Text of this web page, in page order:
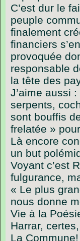
C’est dur le
peuple
finalement
financiers
provoquée
responsable
la tête des
J’aime aussi
serpents,
sont bouffis
frelatée »
Là encore
un but
Voyant c’est
fulgurance,
« Le plus
nous donne
Vie à la
Harrar,
La